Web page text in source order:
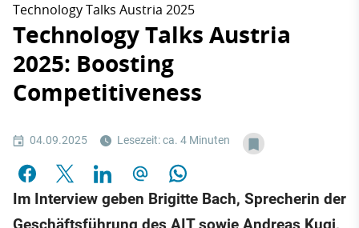
Technology Talks Austria 2025
Technology Talks Austria
2025: Boosting
Competitiveness
04.09.2025 Lesezeit: ca. 4 Minuten
Im Interview geben Brigitte Bach, Sprecherin der